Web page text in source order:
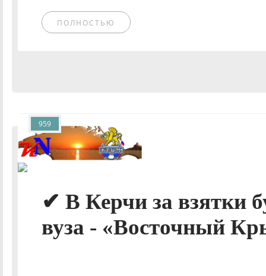
ПОЛНОСТЬЮ
✔ В Керчи за взятки
вуза - «Восточный
959